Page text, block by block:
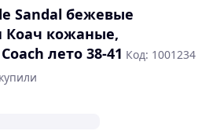
Sandal бежевые
Коач кожаные,
лето 38-41 Код: 1001234